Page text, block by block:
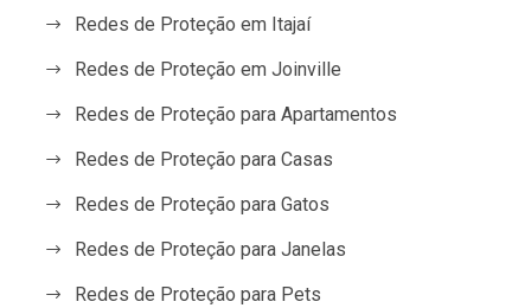
Redes de Proteção em Itajaí
Redes de Proteção em Joinville
Redes de Proteção para Apartamentos
Redes de Proteção para Casas
Redes de Proteção para Gatos
Redes de Proteção para Janelas
Redes de Proteção para Pets